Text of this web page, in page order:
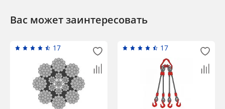
Вас может заинтересовать
17 17